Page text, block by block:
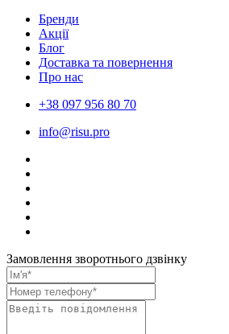
Бренди
Акції
Блог
Доставка та повернення
Про нас
+38 097 956 80 70
info@risu.pro
Замовлення зворотнього дзвінку